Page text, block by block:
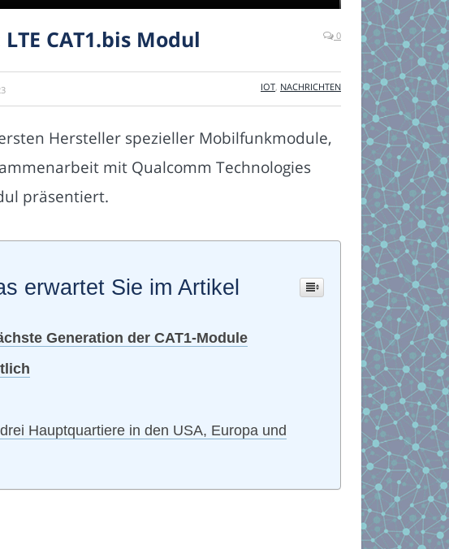
CAT1.bis Modul 0
IOT, NACHRICHTEN
Hersteller spezieller Mobilfunkmodule,
mit Qualcomm Technologies
präsentiert.
erwartet Sie im Artikel
Generation der CAT1-Module
Hauptquartiere in den USA, Europa und